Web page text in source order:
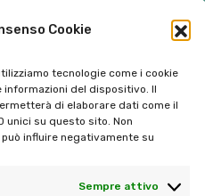
Cookie
tecnologie come i cookie
del dispositivo. Il
di elaborare dati come il
unici su questo sito. Non
influire negativamente su
Sempre attivo